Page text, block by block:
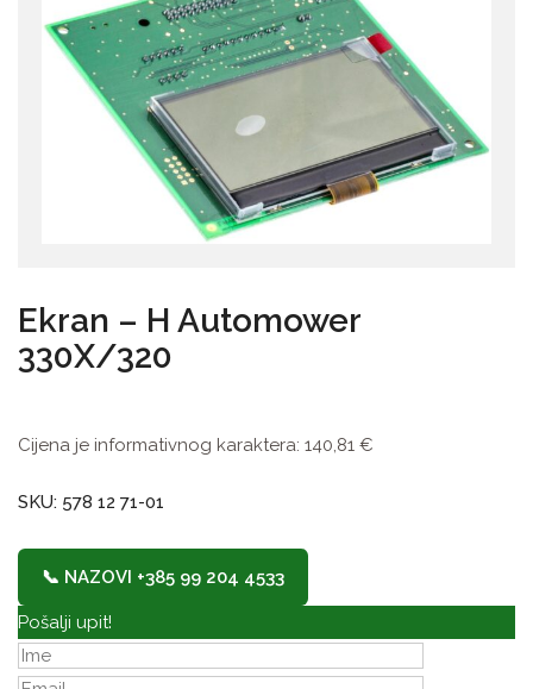
Ekran – H Automower
330X/320
Cijena je informativnog karaktera: 140,81 €
SKU: 578 12 71-01
📞 NAZOVI +385 99 204 4533
Pošalji upit!